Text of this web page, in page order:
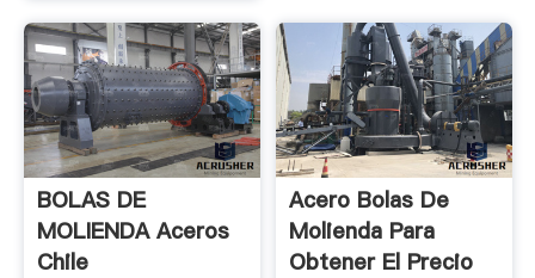
BOLAS DE
MOLIENDA Aceros
Chile
Acero Bolas De
Molienda Para
Obtener El Precio